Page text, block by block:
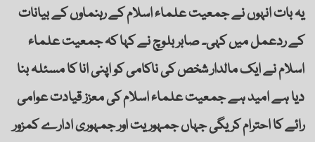
یہ بات انہوں نے جمعیت علماء اسلام کے رہنماوں کے بیانات
کے ردعمل میں کہی۔ صابر بلوچ نے کہا کہ جمعیت علماء
اسلام نے ایک مالدار شخص کی ناکامی کو اپنی انا کا مسئلہ بنا
دیا ہے امید ہے جمعیت علماء اسلام کی معزز قیادت عوامی
رائے کا احترام کریگی جہاں جمہوریت اور جمہوری ادارے کمزور